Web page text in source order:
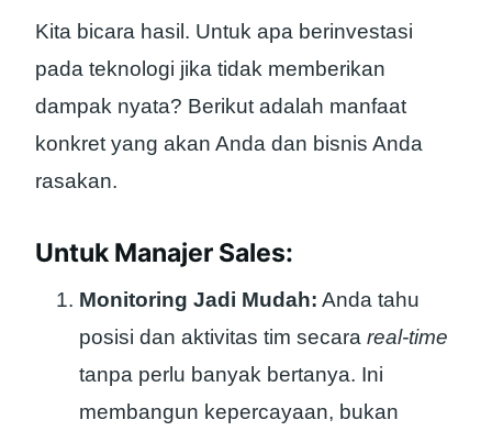
Kita bicara hasil. Untuk apa berinvestasi
pada teknologi jika tidak memberikan
dampak nyata? Berikut adalah manfaat
konkret yang akan Anda dan bisnis Anda
rasakan.
Untuk Manajer Sales:
Monitoring Jadi Mudah: Anda tahu
posisi dan aktivitas tim secara real-time
tanpa perlu banyak bertanya. Ini
membangun kepercayaan, bukan